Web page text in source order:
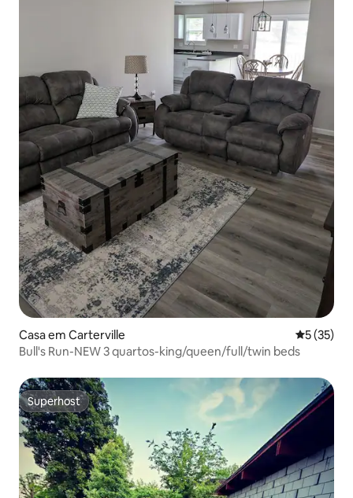
Casa em Carterville
5 (35)
Bull's Run-NEW 3 quartos-king/queen/full/twin beds
Superhost
Superhost